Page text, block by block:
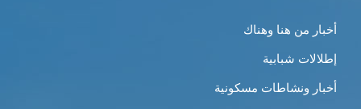
أخبار من هنا وهناك
إطلالات شبابية
أخبار ونشاطات مسكونية